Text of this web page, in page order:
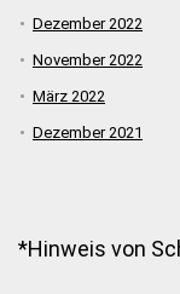
Dezember 2022
November 2022
März 2022
Dezember 2021
*Hinweis von